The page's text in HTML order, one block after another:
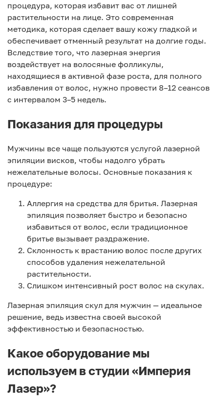
процедура, которая избавит вас от лишней
растительности на лице. Это современная
методика, которая сделает вашу кожу гладкой и
обеспечивает отменный результат на долгие годы.
Вследствие того, что лазерная энергия
воздействует на волосяные фолликулы,
находящиеся в активной фазе роста, для полного
избавления от волос, нужно провести 8–12 сеансов
с интервалом 3–5 недель.
Показания для процедуры
Мужчины все чаще пользуются услугой лазерной
эпиляции висков, чтобы надолго убрать
нежелательные волосы. Основные показания к
процедуре:
Аллергия на средства для бритья. Лазерная
эпиляция позволяет быстро и безопасно
избавиться от волос, если традиционное
бритье вызывает раздражение.
Склонность к врастанию волос после других
способов удаления нежелательной
растительности.
Слишком интенсивный рост волос на скулах.
Лазерная эпиляция скул для мужчин — идеальное
решение, ведь известна своей высокой
эффективностью и безопасностью.
Какое оборудование мы
используем в студии «Империя
Лазер»?